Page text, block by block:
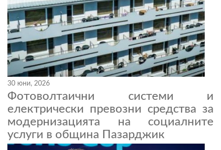
30 юни, 2026
Фотоволтаични системи и
електрически превозни средства за
модернизацията на социалните
услуги в община Пазарджик